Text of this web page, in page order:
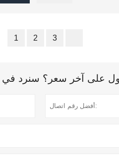
1 2 3
على آخر سعر؟ سنرد في